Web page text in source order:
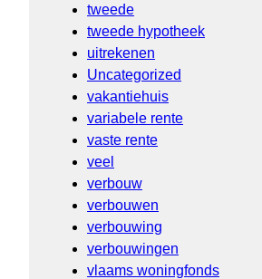
tweede
tweede hypotheek
uitrekenen
Uncategorized
vakantiehuis
variabele rente
vaste rente
veel
verbouw
verbouwen
verbouwing
verbouwingen
vlaams woningfonds